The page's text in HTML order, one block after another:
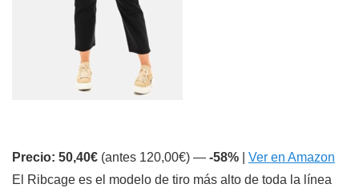
Precio: 50,40€ (antes 120,00€) — -58%
Ver en Amazon
El Ribcage es el modelo de tiro más alto de toda la línea